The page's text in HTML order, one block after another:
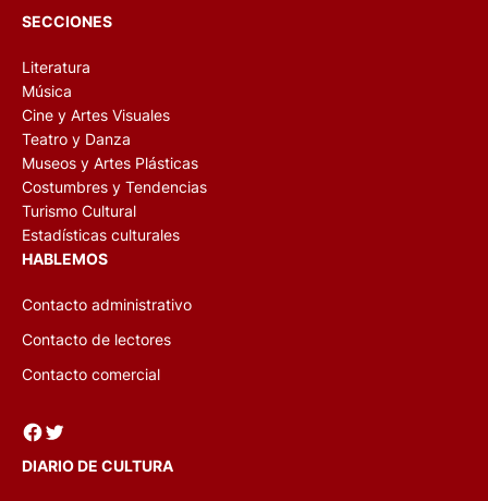
SECCIONES
Literatura
Música
Cine y Artes Visuales
Teatro y Danza
Museos y Artes Plásticas
Costumbres y Tendencias
Turismo Cultural
Estadísticas culturales
HABLEMOS
Contacto administrativo
Contacto de lectores
Contacto comercial
Facebook Twitter
DIARIO DE CULTURA